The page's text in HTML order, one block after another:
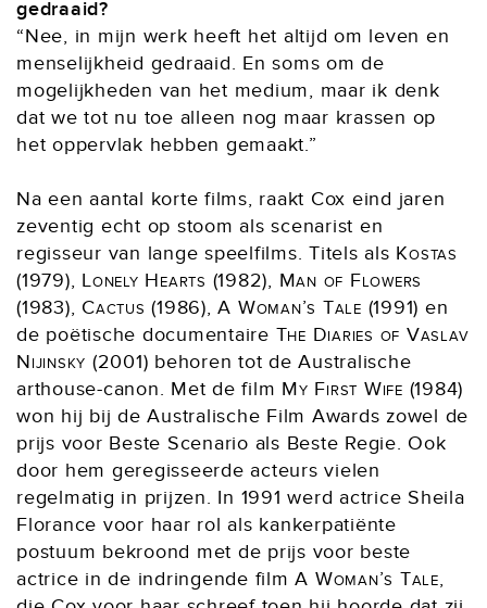
gedraaid?
“Nee, in mijn werk heeft het altijd om leven en
menselijkheid gedraaid. En soms om de
mogelijkheden van het medium, maar ik denk
dat we tot nu toe alleen nog maar krassen op
het oppervlak hebben gemaakt.”
Na een aantal korte films, raakt Cox eind jaren
zeventig echt op stoom als scenarist en
regisseur van lange speelfilms. Titels als Kostas
(1979), Lonely Hearts (1982), Man of Flowers
(1983), Cactus (1986),A Woman’s Tale (1991) en
de poëtische documentaire The Diaries of Vaslav
Nijinsky (2001) behoren tot de Australische
arthouse-canon. Met de film My First Wife (1984)
won hij bij de Australische Film Awards zowel de
prijs voor Beste Scenario als Beste Regie. Ook
door hem geregisseerde acteurs vielen
regelmatig in prijzen. In 1991 werd actrice Sheila
Florance voor haar rol als kankerpatiënte
postuum bekroond met de prijs voor beste
actrice in de indringende filmA Woman’s Tale,